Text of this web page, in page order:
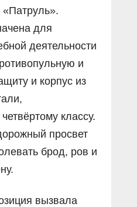
для
деятельности
и
и корпус из
классу.
просвет
брод, ров и
вызвала